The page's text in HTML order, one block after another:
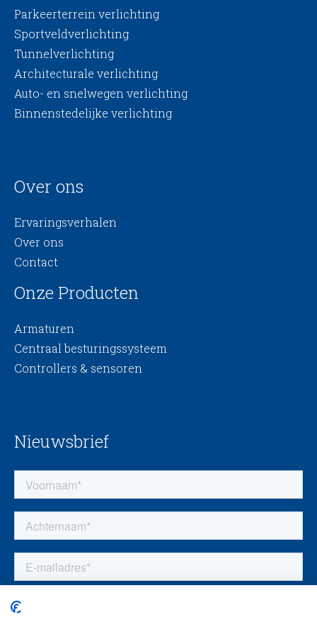
Parkeerterrein verlichting
Sportveldverlichting
Tunnelverlichting
Architecturale verlichting
Auto- en snelwegen verlichting
Binnenstedelijke verlichting
Over ons
Ervaringsverhalen
Over ons
Contact
Onze Producten
Armaturen
Centraal besturingssysteem
Controllers & sensoren
Nieuwsbrief